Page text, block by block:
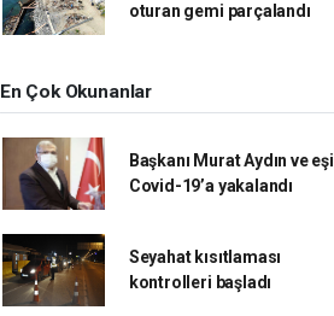
oturan gemi parçalandı
En Çok Okunanlar
Başkanı Murat Aydın ve eşi
Covid-19’a yakalandı
Seyahat kısıtlaması
kontrolleri başladı